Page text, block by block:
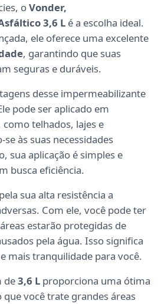
oVonder,
3,6 L é a escolha ideal.
ele oferece uma excelente
, garantindo que suas
seguras e duráveis.
desse impermeabilizante
pode ser aplicado em
telhados, lajes e
às suas necessidades
sua aplicação é simples e
busca eficiência.
sua alta resistência a
Com ele, você pode ter
estarão protegidas de
pela água. Isso significa
mais tranquilidade para você.
de3,6 L proporciona uma ótima
você trate grandes áreas